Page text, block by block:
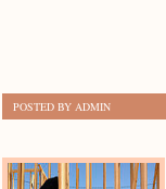
POSTED BY ADMIN